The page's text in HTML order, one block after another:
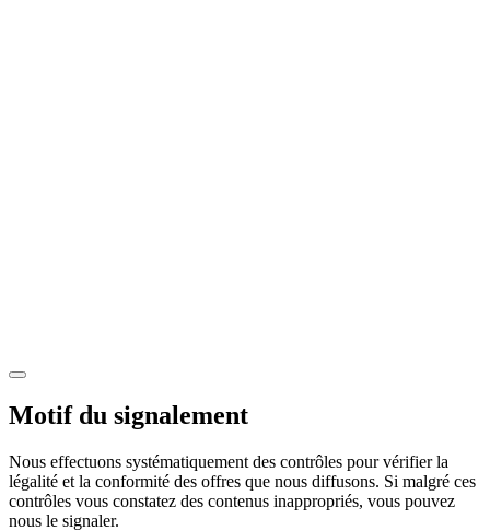
Motif du signalement
Nous effectuons systématiquement des contrôles pour vérifier la
légalité et la conformité des offres que nous diffusons. Si malgré ces
contrôles vous constatez des contenus inappropriés, vous pouvez
nous le signaler.